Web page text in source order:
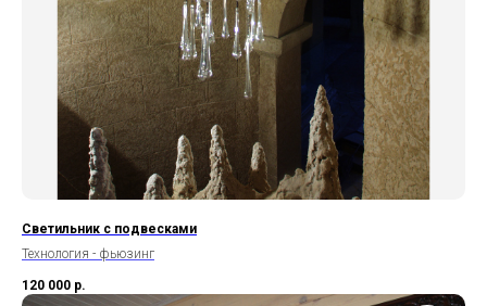
Светильник с подвесками
Технология - фьюзинг
120 000 р.